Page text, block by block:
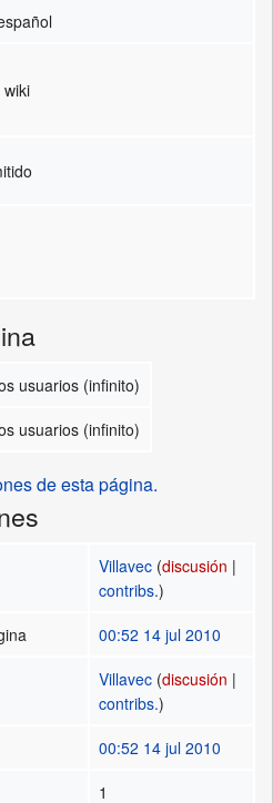
wiki
usuarios (infinito)
usuarios (infinito)
de esta página.
Villavec (discusión |
contribs.)
00:52 14 jul 2010
Villavec (discusión |
contribs.)
00:52 14 jul 2010
1